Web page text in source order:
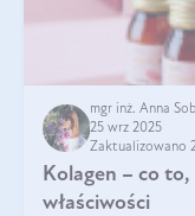
mgr inż. Anna
25 wrz 2025
Zaktualizowano
Kolagen – co to,
właściwości